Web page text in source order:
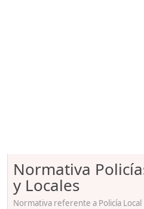
Normativa
y Locales
Normativa referente a Policía Local